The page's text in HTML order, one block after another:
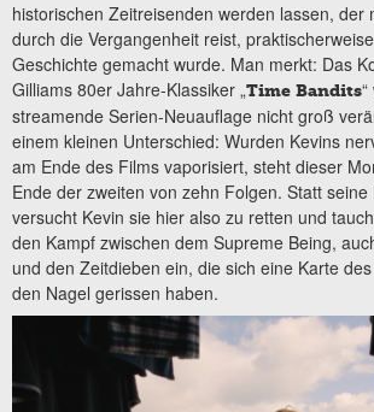
historischen Zeitreisenden werden lassen, der
durch die Vergangenheit reist,
Geschichte gemacht wurde. Man merkt: Das
Gilliams 80er Jahre-Klassiker „Time Bandits
streamende Serien-Neuauflage nicht groß
einem kleinen Unterschied: Wurden Kevins
am Ende des Films vaporisiert, steht dieser
Ende der zweiten von zehn Folgen. Statt
versucht Kevin sie hier also zu retten und
den Kampf zwischen dem Supreme Being,
und den Zeitdieben ein, die sich eine Karte
den Nagel gerissen haben.